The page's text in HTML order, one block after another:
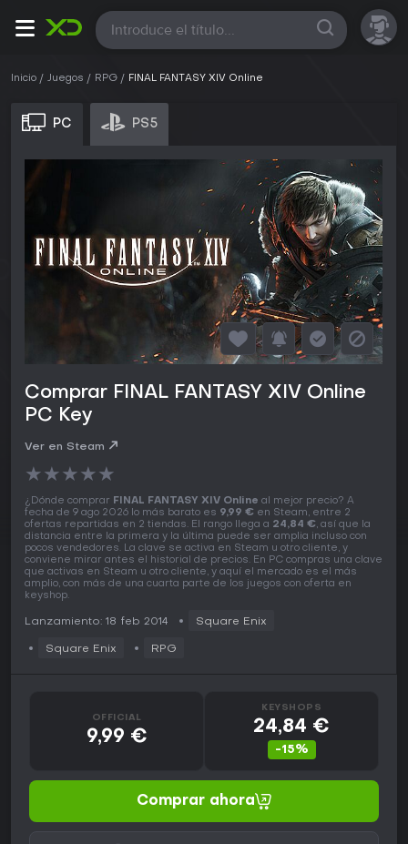
Todas
Inicio Juegos RPG FINAL FANTASY XIV Online
PC PS5
Comprar FINAL FANTASY XIV Online
PC Key
Ver en Steam
★★★★★
¿Dónde comprar FINAL FANTASY XIV Online al mejor precio? A
fecha de 9 ago 2026 lo más barato es 9,99 € en Steam, entre 2
ofertas repartidas en 2 tiendas. El rango llega a 24,84 €, así que la
distancia entre la primera y la última puede ser amplia incluso con
pocos vendedores. La clave se activa en Steam u otro cliente, y
conviene mirar antes el historial de precios. En PC compras una clave
que activas en Steam u otro cliente, y aquí el mercado es el más
amplio, con más de una cuarta parte de los juegos con oferta en
keyshop.
Lanzamiento: 18 feb 2014 Square Enix
Square Enix RPG
OFFICIAL
9,99 €
KEYSHOPS
24,84 €
-15%
Comprar ahora